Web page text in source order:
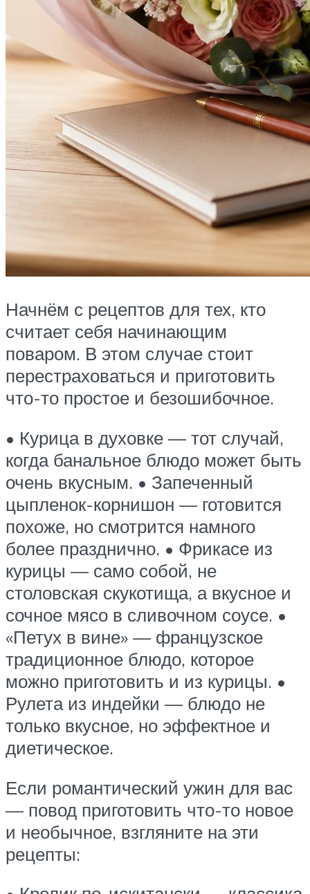
Начнём с рецептов для тех, кто
считает себя начинающим
поваром. В этом случае стоит
перестраховаться и приготовить
что-то простое и безошибочное.
• Курица в духовке — тот случай,
когда банальное блюдо может быть
очень вкусным. • Запеченный
цыпленок-корнишон — готовится
похоже, но смотрится намного
более празднично. • Фрикасе из
курицы — само собой, не
столовская скукотища, а вкусное и
сочное мясо в сливочном соусе. •
«Петух в вине» — французское
традиционное блюдо, которое
можно приготовить и из курицы. •
Рулета из индейки — блюдо не
только вкусное, но эффектное и
диетическое.
Если романтический ужин для вас
— повод приготовить что-то новое
и необычное, взгляните на эти
рецепты: